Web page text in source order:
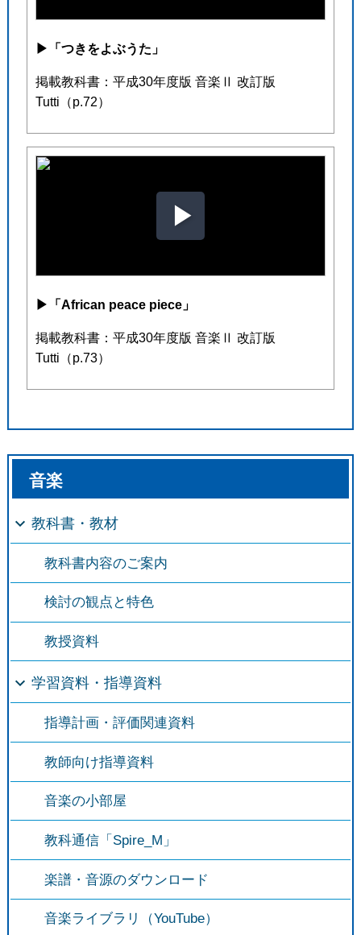
▶︎ 「つきをよぶうた」
掲載教科書：平成30年度版 音楽Ⅱ 改訂版
Tutti（p.72）
▶︎ 「African peace piece」
掲載教科書：平成30年度版 音楽Ⅱ 改訂版
Tutti（p.73）
音楽
教科書・教材
教科書内容のご案内
検討の観点と特色
教授資料
学習資料・指導資料
指導計画・評価関連資料
教師向け指導資料
音楽の小部屋
教科通信「Spire_M」
楽譜・音源のダウンロード
音楽ライブラリ（YouTube）